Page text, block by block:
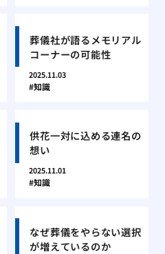
葬儀社が語るメモリアル
コーナーの可能性
2025.11.03
知識
供花一対に込める連名の
想い
2025.11.01
知識
なぜ葬儀をやらない選択
が増えているのか